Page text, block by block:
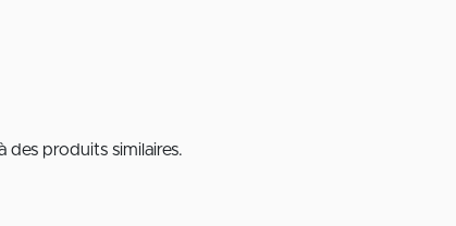
produits similaires.